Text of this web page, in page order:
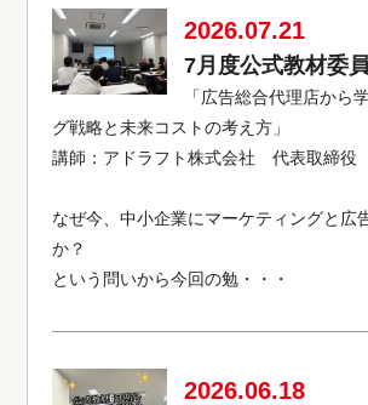
2026.07.21
7月度公式教材委
「広告総合代理店から
グ戦略と未来コストの考え方」
講師：アドラフト株式会社 代表取締役
なぜ今、中小企業にマーケティングと広
か？
という問いから今回の勉・・・
2026.06.18